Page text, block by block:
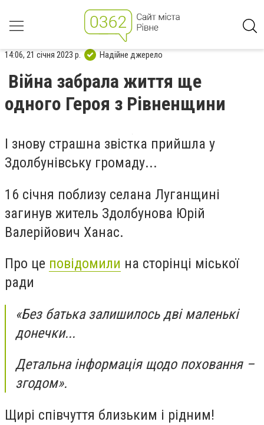
14:06, 21 січня 2023 р. Надійне джерело
Війна забрала життя ще
одного Героя з Рівненщини
І знову страшна звістка прийшла у
Здолбунівську громаду...
16 січня поблизу селана Луганщині
загинув житель Здолбунова Юрій
Валерійович Ханас.
Про це повідомили на сторінці міської
ради
«Без батька залишилось дві маленькі
донечки...
Детальна інформація щодо поховання –
згодом».
Щирі співчуття близьким і рідним!